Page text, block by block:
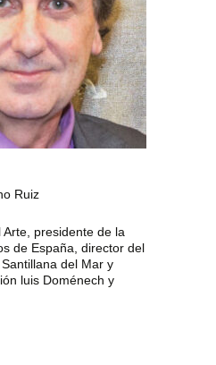
Ruiz
presidente de la
de España, director del
del Mar y
luis Doménech y